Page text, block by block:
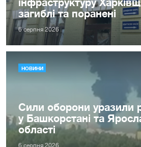
загиблі та поранені
6 серпня 2026
НОВИНИ
Сили оборони уразили
у Башкорстані та
області